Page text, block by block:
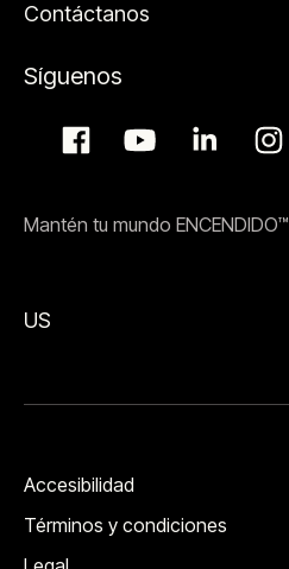
Contáctanos
Síguenos
Mantén tu mundo ENCENDIDO™
US
Accesibilidad
Términos y condiciones